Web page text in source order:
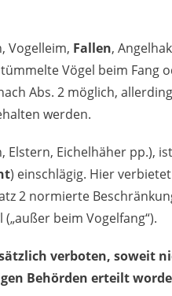
Vogelleim, Fallen,
Vögel beim Fang
Abs. 2 möglich,
werden.
Elstern, Eichelhäher pp.),
) einschlägig. Hier verbietet
2 normierte
(„außer beim Vogelfang“).
verboten, soweit
Behörden erteilt